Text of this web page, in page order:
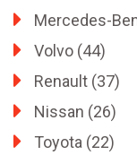
Mercedes-
Volvo (44)
Renault (37)
Nissan (26)
Toyota (22)